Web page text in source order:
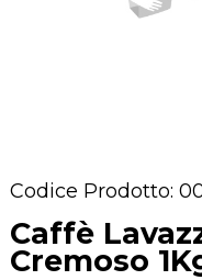
Codice Prodotto:
Caffè
Cremoso